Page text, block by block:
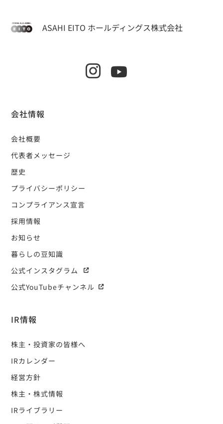
ASAHI EITO ホールディングス株式会社
会社情報
会社概要
代表者メッセージ
歴史
プライバシーポリシー
コンプライアンス宣言
採用情報
お知らせ
暮らしの豆知識
公式インスタグラム
公式YouTubeチャンネル
IR情報
株主・投資家の皆様へ
IRカレンダー
経営方針
株主・株式情報
IRライブラリー